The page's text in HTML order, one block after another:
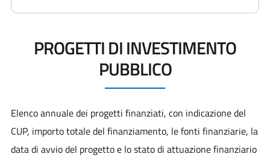
PROGETTI DI INVESTIMENTO
PUBBLICO
Elenco annuale dei progetti finanziati, con indicazione del
CUP, importo totale del finanziamento, le fonti finanziarie, la
data di avvio del progetto e lo stato di attuazione finanziario